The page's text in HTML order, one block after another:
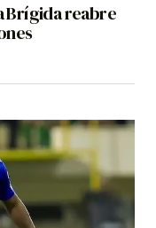
Brígida reabre